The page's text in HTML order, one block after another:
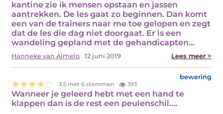
kantine zie ik mensen opstaan en jassen
aantrekken. De les gaat zo beginnen. Dan komt
een van de trainers naar me toe gelopen en zegt
dat de les die dag niet doorgaat. Er is een
wandeling gepland met de gehandicapten…
Hanneke van Almelo 12 juni 2019 Lees meer >
bewering
3.5 met 6 stemmen 393
Wanneer je geleerd hebt met een hand te
klappen dan is de rest een peulenschil.…